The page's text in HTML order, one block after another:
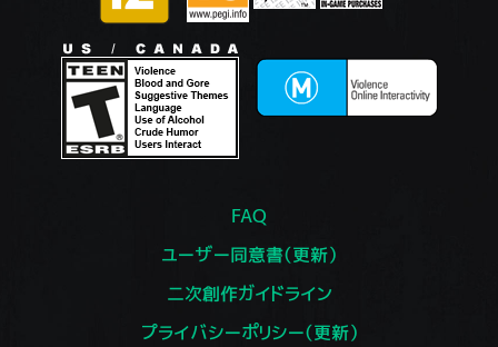
FAQ
ユーザー同意書（更新）
二次創作ガイドライン
プライバシーポリシー（更新）